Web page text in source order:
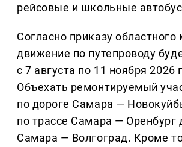
рейсовые и школьные
Согласно приказу областного
движение по путепроводу
с 7 августа по 11 ноября 2026
Объехать ремонтируемый
по дороге Самара —
по трассе Самара — Оренбург
Самара — Волгоград. Кроме